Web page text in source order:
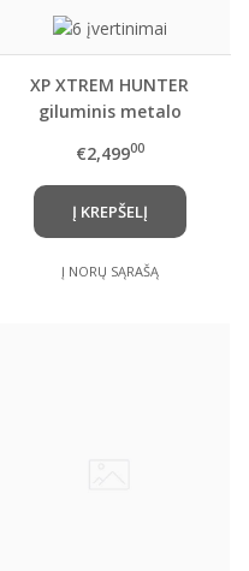
XP XTREM HUNTER
giluminis metalo
valdymo pultas, WSAIIXL
belaidės ausinės,
giluminės ritės su rėmu,
transportavimo
lagaminas)
€2,49900
Į KREPŠELĮ
Į NORŲ SĄRAŠĄ